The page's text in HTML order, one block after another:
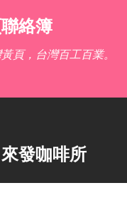
跳到主要內容
絡簿
頁，台灣百工百業。
來發咖啡所